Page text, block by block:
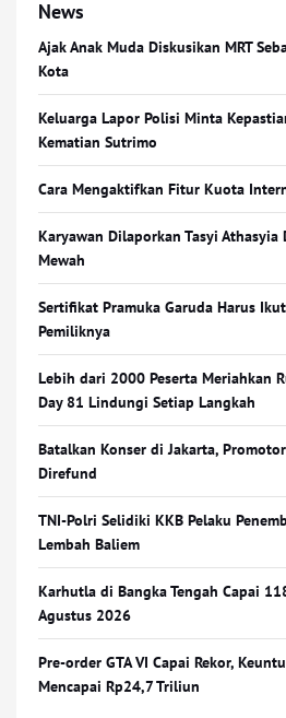
News
Ajak Anak Muda Diskusikan MRT
Kota
Keluarga Lapor Polisi Minta
Kematian Sutrimo
Cara Mengaktifkan Fitur Kuota
Karyawan Dilaporkan Tasyi Athasyia
Mewah
Sertifikat Pramuka Garuda Harus
Pemiliknya
Lebih dari 2000 Peserta Meriahkan
Day 81 Lindungi Setiap Langkah
Batalkan Konser di Jakarta,
Direfund
TNI-Polri Selidiki KKB Pelaku
Lembah Baliem
Karhutla di Bangka Tengah Capai
Agustus 2026
Pre-order GTA VI Capai Rekor,
Mencapai Rp24,7 Triliun